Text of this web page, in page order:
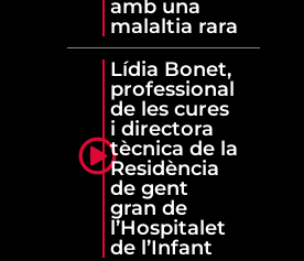
amb una
malaltia rara
Lídia Bonet,
professional
de les cures
i directora
tècnica de la
Residència
de gent
gran de
l’Hospitalet
de l’Infant